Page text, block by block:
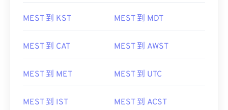
MEST 到 KST MEST 到 MDT
MEST 到 CAT MEST 到 AWST
MEST 到 MET MEST 到 UTC
MEST 到 IST MEST 到 ACST